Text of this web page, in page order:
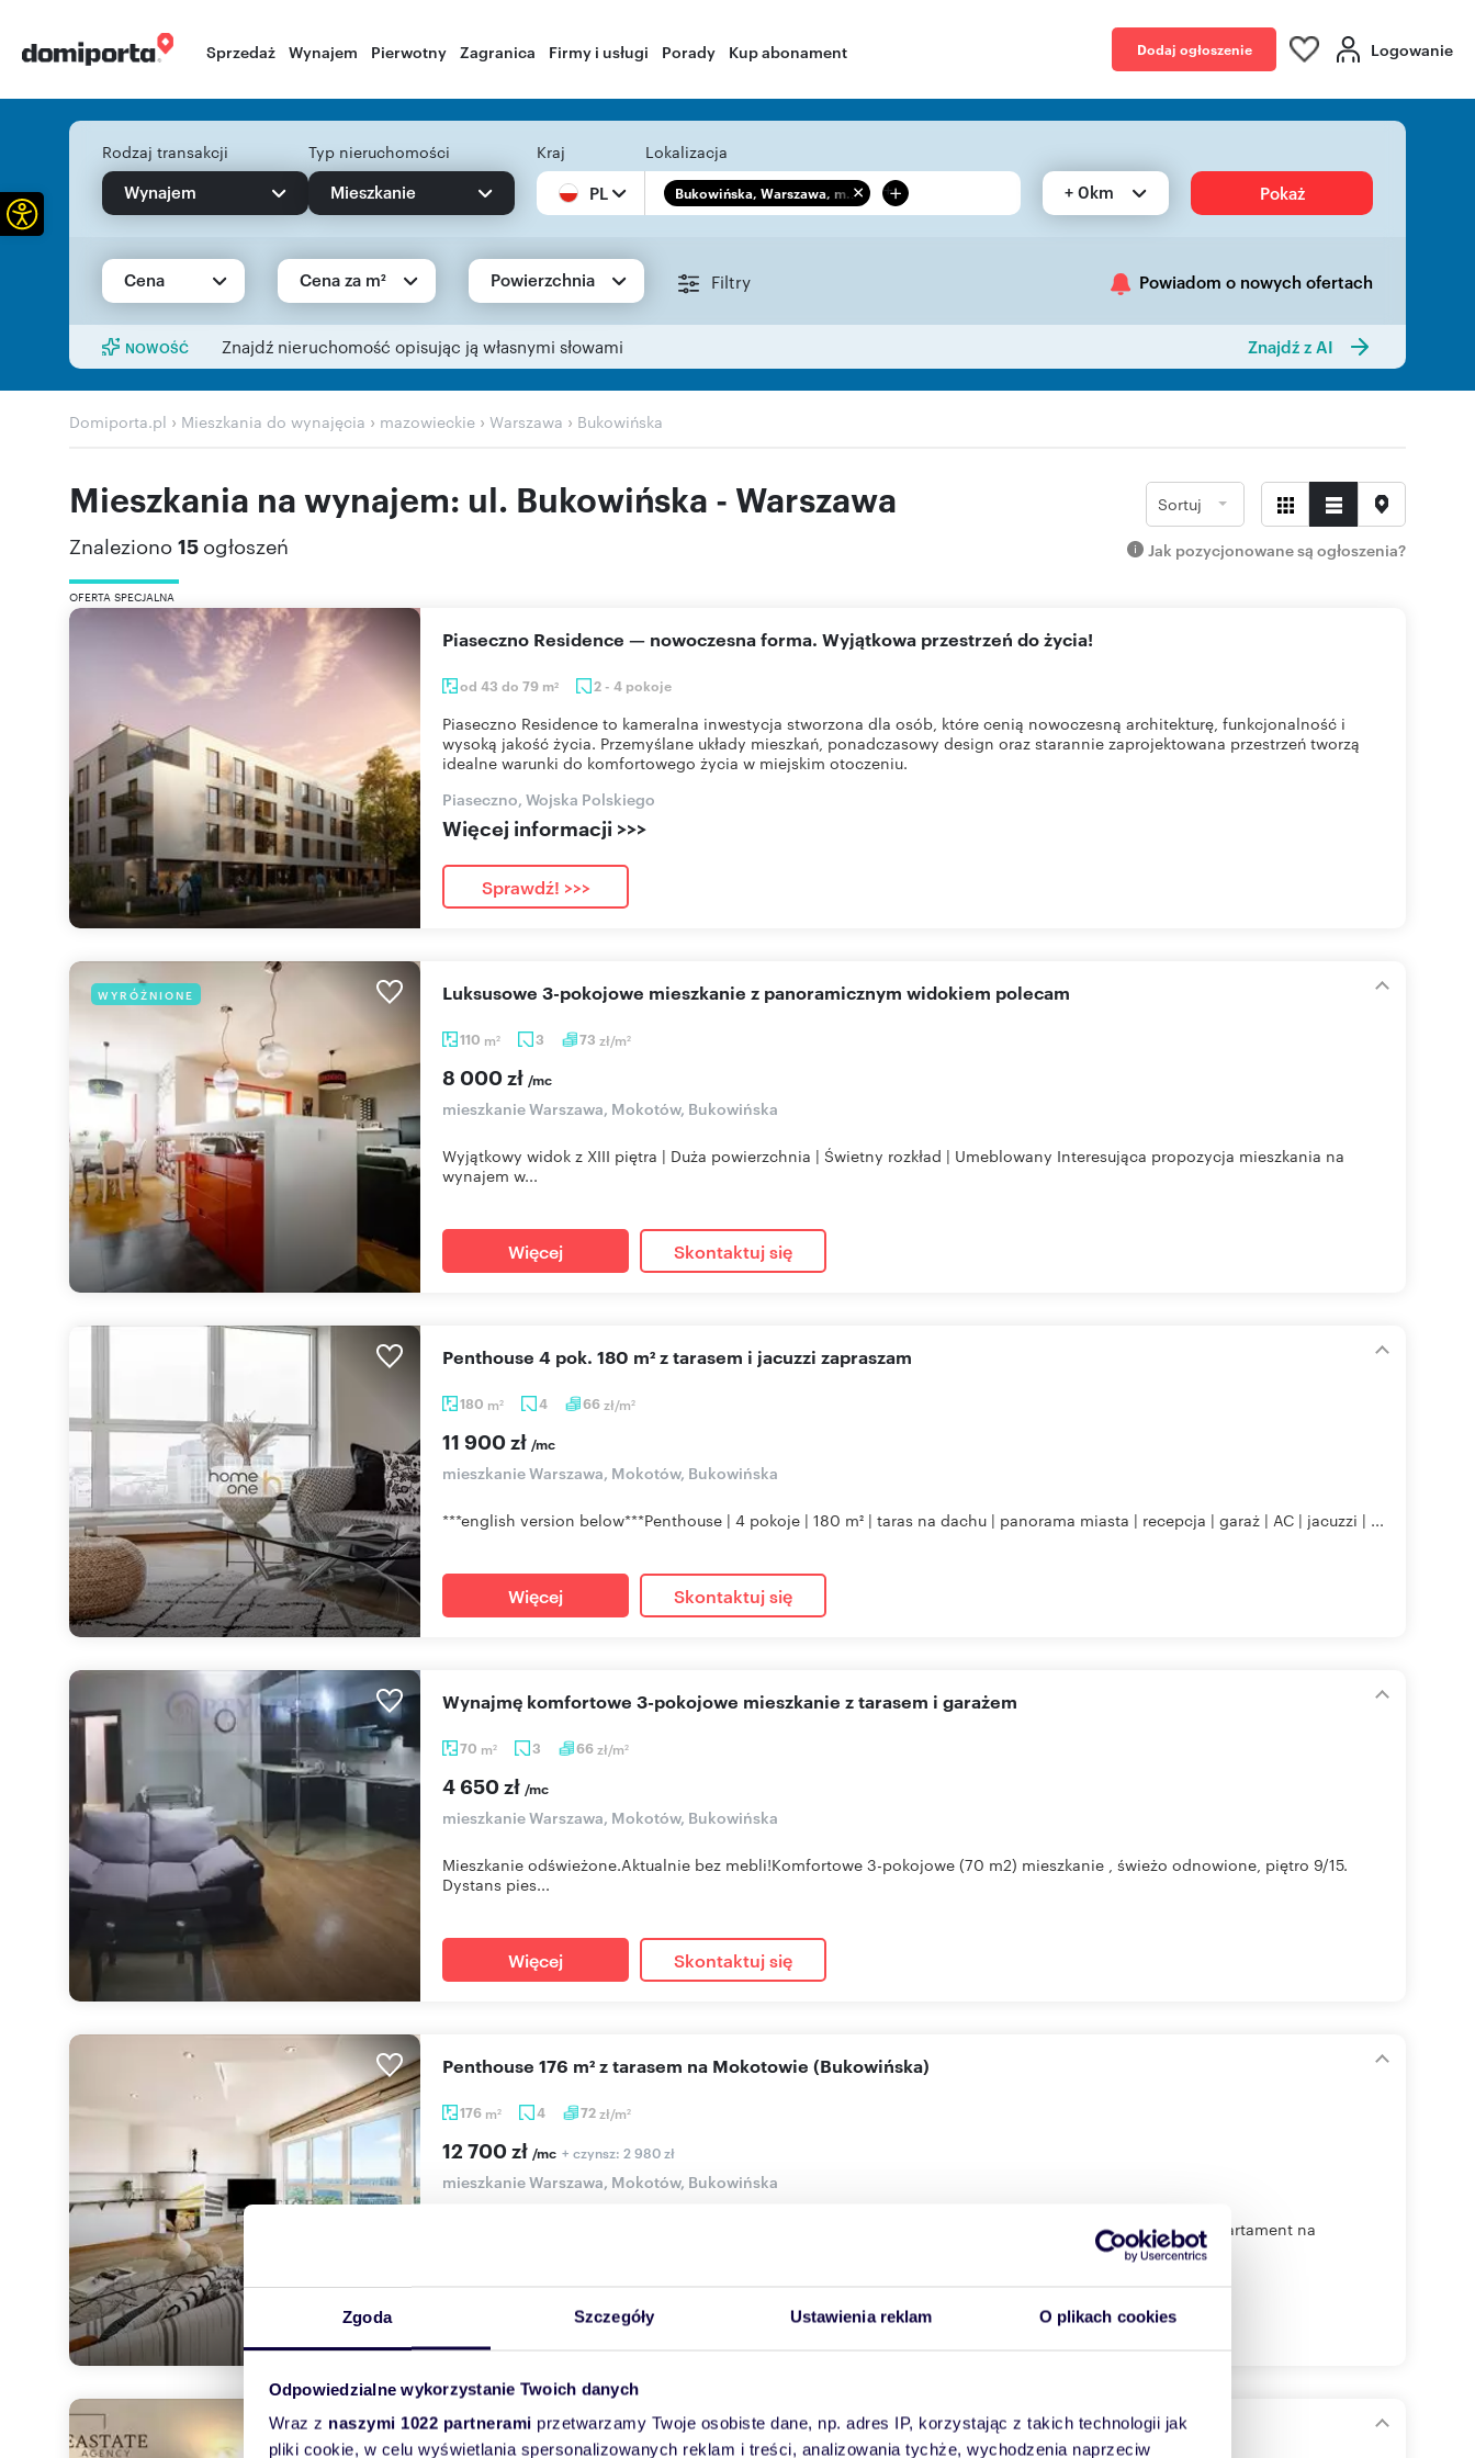
Zgoda Szczegóły Ustawienia reklam O plikach cookies
Odpowiedzialne wykorzystanie Twoich danych
Wraz z naszymi 1022 partnerami przetwarzamy Twoje osobiste dane, np. adres IP, korzystając z takich technologii jak
pliki cookie, w celu wyświetlania spersonalizowanych reklam i treści, analizowania tychże, wychodzenia naprzeciw
Sprzedaż Wynajem Pierwotny Zagranica Firmy i usługi Porady Kup abonament Dodaj ogłoszenie Logowanie
Rodzaj transakcji
Wynajem
Typ nieruchomości
Mieszkanie
Kraj
PL
Lokalizacja
Bukowińska, Warszawa, m... + + 0km Pokaż
Cena Cena za m² Powierzchnia Filtry Powiadom o nowych ofertach
NOWOŚĆ Znajdź nieruchomość opisując ją własnymi słowami Znajdź z AI
Domiporta.pl › Mieszkania do wynajęcia › mazowieckie › Warszawa › Bukowińska
Mieszkania na wynajem: ul. Bukowińska - Warszawa
Znaleziono 15 ogłoszeń
Sortuj
Jak pozycjonowane są ogłoszenia?
OFERTA SPECJALNA
od 43 do 79 m2 2 - 4 pokoje
Piaseczno Residence — nowoczesna forma. Wyjątkowa przestrzeń do życia!
Piaseczno Residence to kameralna inwestycja stworzona dla osób, które cenią nowoczesną architekturę, funkcjonalność i
wysoką jakość życia. Przemyślane układy mieszkań, ponadczasowy design oraz starannie zaprojektowana przestrzeń tworzą
idealne warunki do komfortowego życia w miejskim otoczeniu.
Piaseczno, Wojska Polskiego
Więcej informacji >>>
Sprawdź! >>>
WYRÓŻNIONE
110 m2 3 73 zł/m2
Luksusowe 3-pokojowe mieszkanie z panoramicznym widokiem polecam
8 000 zł /mc
mieszkanie Warszawa, Mokotów, Bukowińska
Wyjątkowy widok z XIII piętra | Duża powierzchnia | Świetny rozkład | Umeblowany Interesująca propozycja mieszkania na
wynajem w...
Więcej Skontaktuj się
180 m2 4 66zł/m2
Penthouse 4 pok. 180 m² z tarasem i jacuzzi zapraszam
11 900 zł /mc
mieszkanie Warszawa, Mokotów, Bukowińska
***english version below***Penthouse | 4 pokoje | 180 m² | taras na dachu | panorama miasta | recepcja | garaż | AC | jacuzzi | ...
Więcej Skontaktuj się
70 m2 3 66zł/m2
Wynajmę komfortowe 3-pokojowe mieszkanie z tarasem i garażem
4 650 zł /mc
mieszkanie Warszawa, Mokotów, Bukowińska
Mieszkanie odświeżone.Aktualnie bez mebli!Komfortowe 3-pokojowe (70 m2) mieszkanie , świeżo odnowione, piętro 9/15.
Dystans pies...
Więcej Skontaktuj się
176 m2 4 72zł/m2
Penthouse 176 m² z tarasem na Mokotowie (Bukowińska)
12 700 zł /mc + czynsz: 2 980 zł
mieszkanie Warszawa, Mokotów, Bukowińska
Dwupoziomowy penthouse z tarasem na dachuDo wynajęcia nowocześnie urządzony, czteropokojowy apartament na
Skontaktuj się
Polecam 2-pokojowe mieszkanie 37 m² z balkonem i miejscem parkingowym
Otwórz pasek narzędzi